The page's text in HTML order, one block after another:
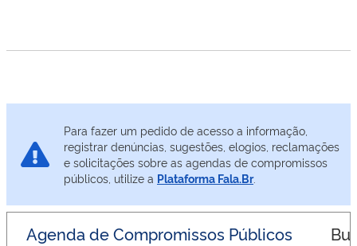
Para fazer um pedido de acesso a informação,
registrar denúncias, sugestões, elogios, reclamações
e solicitações sobre as agendas de compromissos
públicos, utilize a Plataforma Fala.Br.
Agenda de Compromissos Públicos